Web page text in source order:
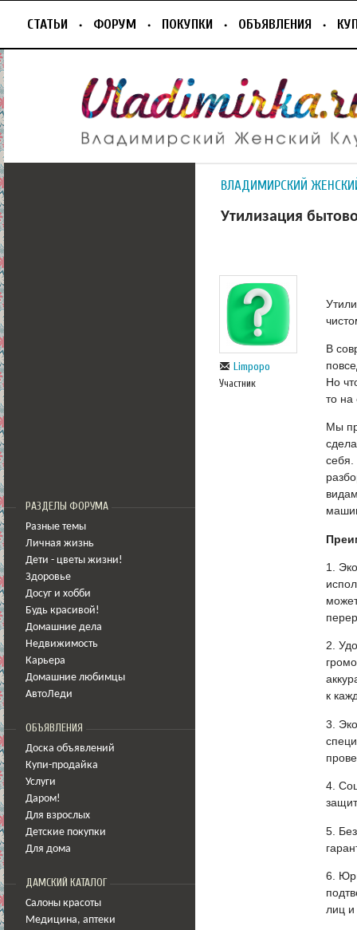
СТАТЬИ ФОРУМ ПОКУПКИ ОБЪЯВЛЕНИЯ
РАЗДЕЛЫ ФОРУМА
Разные темы
Личная жизнь
Дети - цветы жизни!
Здоровье
Досуг и хобби
Будь красивой!
Домашние дела
Недвижимость
Карьера
Домашние любимцы
АвтоЛеди
ОБЪЯВЛЕНИЯ
Доска объявлений
Купи-продайка
Услуги
Даром!
Для взрослых
Детские покупки
Для дома
ДАМСКИЙ КАТАЛОГ
Салоны красоты
Медицина, аптеки
ВЛАДИМИРСКИЙ
Утилизация
Limpopo
Участник
В
Но
то
Мы
себя.
1.
2.
к
3.
4.
5.
6.
лиц и